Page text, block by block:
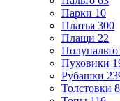
Парки 10
Платья 300
Плащи 22
Полупальто
Пуховики
Рубашки
Толстовки